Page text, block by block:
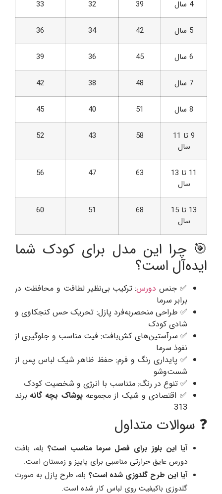
4 سال 39
32
33
5 سال 42
34
36
6 سال 45
36
39
7 سال 48
38
42
8 سال 51
40
45
9 تا 11
سال
58
43
52
11 تا 13
سال
63
47
56
13 تا 15
سال
68
51
60
🎯 چرا این مدل برای کودک شما
ایده‌آل است؟
✅ جنس دورس: ترکیب بی‌نظیر لطافت و محافظت در
برابر سرما
✅ طراحی منحصربه‌فرد پازل: تحریک حس کنجکاوی و
شادی کودک
✅ سرآستین‌های کش‌بافت: فیت مناسب و جلوگیری از
نفوذ سرما
✅ پایداری رنگ و فرم: حفظ ظاهر شیک لباس پس از
شست‌وشو
✅ تنوع در رنگ: متناسب با انرژی و شخصیت کودک
✅ اقتصادی و شیک از مجموعهپوشاک بچه گانه برند
313
❓ سوالات متداول
آیا این بلوز برای فصل سرما مناسب است؟بله، بافت
دورس عایق حرارتی مناسبی برای پاییز و زمستان است.
آیا این طرح گلدوزی شده است؟ بله، طرح پازل به صورت
گلدوزی باکیفیت روی لباس کار شده است.